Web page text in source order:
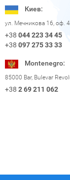
Киев:
ул. Мечникова 16, оф. 4
+38 044 223 34 45
+38 097 275 33 33
Montenegro:
85000 Bar, Bulevar
+38 2 69 211 062